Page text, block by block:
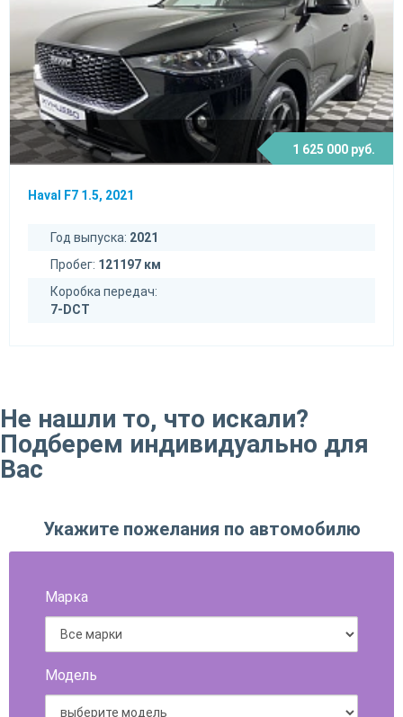
1 625 000 руб.
Haval F7 1.5, 2021
Год выпуска: 2021
Пробег: 121197 км
Коробка передач:
7-DCT
Не нашли то, что искали?
Подберем индивидуально для
Вас
Укажите пожелания по автомобилю
Марка
Модель